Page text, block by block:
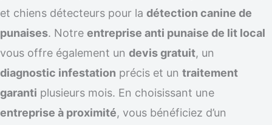
et chiens détecteurs pour la détection canine de
punaises. Notre entreprise anti punaise de lit local
vous offre également un devis gratuit, un
diagnostic infestation précis et un traitement
garanti plusieurs mois. En choisissant une
entreprise à proximité, vous bénéficiez d’un